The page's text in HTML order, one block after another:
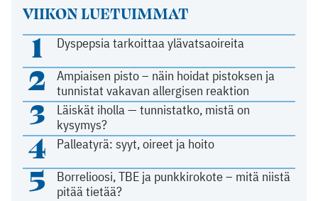
VIIKON LUETUIMMAT
1 Dyspepsia tarkoittaa ylävatsaoireita
2
Ampiaisen pisto – näin hoidat pistoksen ja
tunnistat vakavan allergisen reaktion
3
Läiskät iholla — tunnistatko, mistä on
kysymys?
4 Palleatyrä: syyt, oireet ja hoito
5
Borrelioosi, TBE ja punkkirokote – mitä niistä
pitää tietää?